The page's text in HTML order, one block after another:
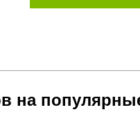
на